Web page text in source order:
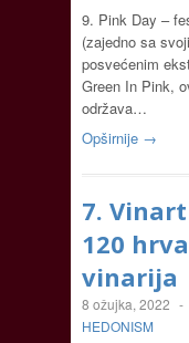
9. Pink Day –
(zajedno sa
posvećenim
Green In Pink,
održava…
Opširnije →
7.
120
vinarija
8 ožujka, 2022 -
HEDONISM